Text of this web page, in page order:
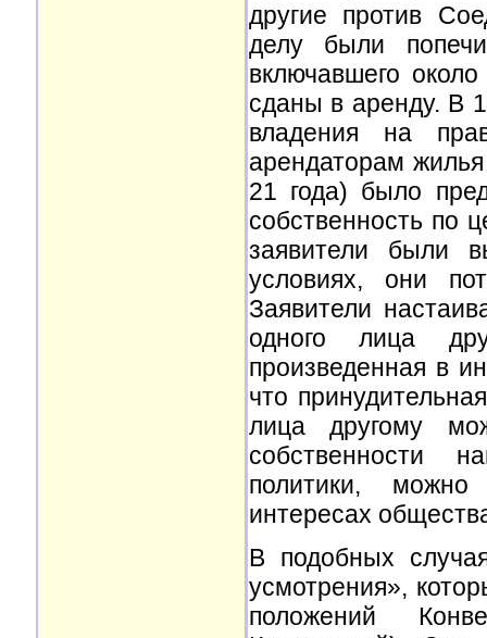
другие против
делу были
включавшего
сданы в аренду. В
владения на
арендаторам
21 года) было
собственность по
заявители были
условиях, они
Заявители
одного лица
произведенная в
что
лица другому
собственности
политики,
интересах
В подобных
усмотрения»,
положений